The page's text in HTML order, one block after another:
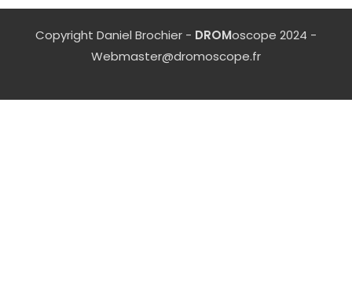
Copyright Daniel Brochier - DROMoscope 2024 -
Webmaster@dromoscope.fr